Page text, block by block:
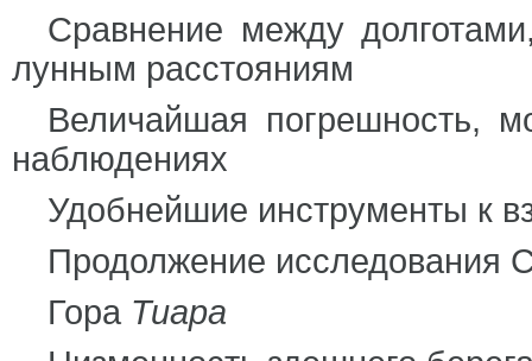
Сравнение между
лунным расстояниям
Величайшая погрешность,
наблюдениях
Удобнейшие инструменты к
Продолжение исследования
Гора Тиара